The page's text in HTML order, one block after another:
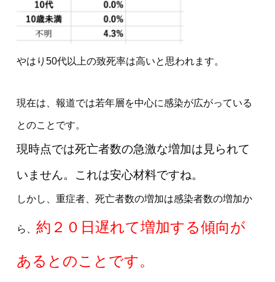
やはり50代以上の致死率は高いと思われます。
現在は、報道では若年層を中心に感染が広がっている
とのことです。
現時点では死亡者数の急激な増加は見られて
いません。これは安心材料ですね。
しかし、重症者、死亡者数の増加は感染者数の増加か
ら、 約２０日遅れて増加する傾向が
あるとのことです。